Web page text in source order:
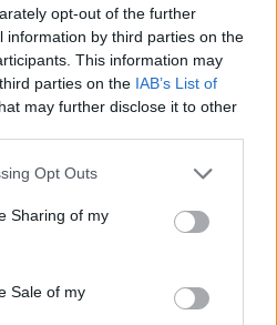
opt-out of the further
information by third parties on the
This information may
parties on the IAB’s List of
may further disclose it to other
Opt Outs
Sharing of my
Sale of my